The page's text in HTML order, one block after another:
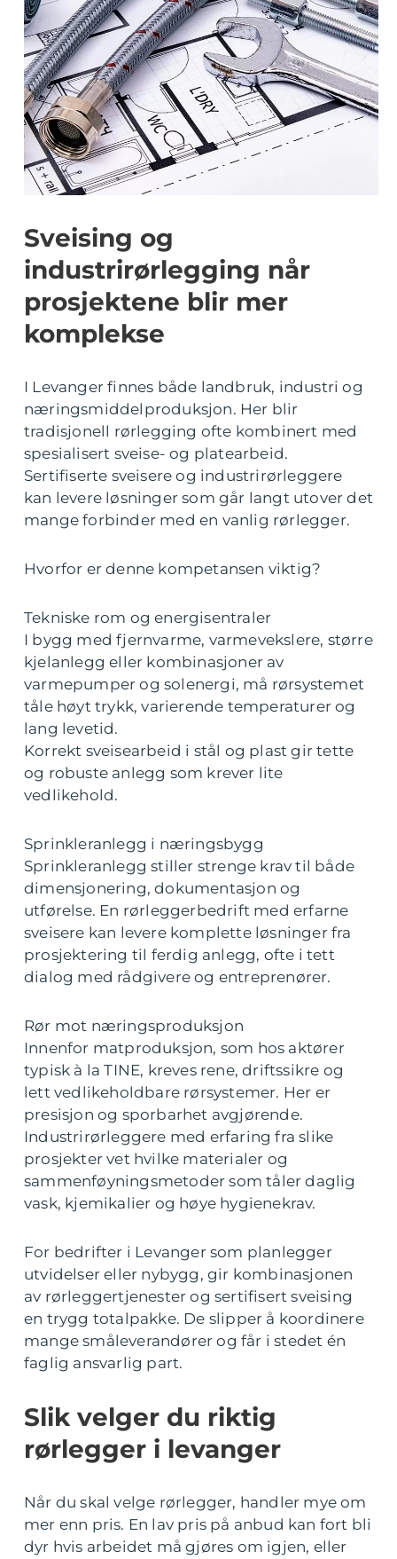
Sveising og
industrirørlegging når
prosjektene blir mer
komplekse
I Levanger finnes både landbruk, industri og
næringsmiddelproduksjon. Her blir
tradisjonell rørlegging ofte kombinert med
spesialisert sveise- og platearbeid.
Sertifiserte sveisere og industrirørleggere
kan levere løsninger som går langt utover det
mange forbinder med en vanlig rørlegger.
Hvorfor er denne kompetansen viktig?
Tekniske rom og energisentraler
I bygg med fjernvarme, varmevekslere, større
kjelanlegg eller kombinasjoner av
varmepumper og solenergi, må rørsystemet
tåle høyt trykk, varierende temperaturer og
lang levetid.
Korrekt sveisearbeid i stål og plast gir tette
og robuste anlegg som krever lite
vedlikehold.
Sprinkleranlegg i næringsbygg
Sprinkleranlegg stiller strenge krav til både
dimensjonering, dokumentasjon og
utførelse. En rørleggerbedrift med erfarne
sveisere kan levere komplette løsninger fra
prosjektering til ferdig anlegg, ofte i tett
dialog med rådgivere og entreprenører.
Rør mot næringsproduksjon
Innenfor matproduksjon, som hos aktører
typisk à la TINE, kreves rene, driftssikre og
lett vedlikeholdbare rørsystemer. Her er
presisjon og sporbarhet avgjørende.
Industrirørleggere med erfaring fra slike
prosjekter vet hvilke materialer og
sammenføyningsmetoder som tåler daglig
vask, kjemikalier og høye hygienekrav.
For bedrifter i Levanger som planlegger
utvidelser eller nybygg, gir kombinasjonen
av rørleggertjenester og sertifisert sveising
en trygg totalpakke. De slipper å koordinere
mange småleverandører og får i stedet én
faglig ansvarlig part.
Slik velger du riktig
rørlegger i levanger
Når du skal velge rørlegger, handler mye om
mer enn pris. En lav pris på anbud kan fort bli
dyr hvis arbeidet må gjøres om igjen, eller